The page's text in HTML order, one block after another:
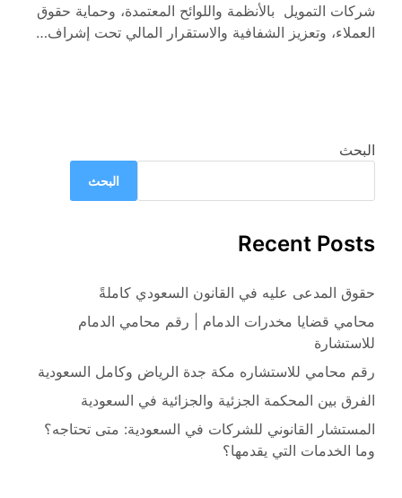
شركات التمويل بالأنظمة واللوائح المعتمدة، وحماية حقوق
العملاء، وتعزيز الشفافية والاستقرار المالي تحت إشراف…
البحث
البحث
Recent Posts
حقوق المدعى عليه في القانون السعودي كاملةً
محامي قضايا مخدرات الدمام | رقم محامي الدمام
للاستشارة
رقم محامي للاستشاره مكة جدة الرياض وكامل السعودية
الفرق بين المحكمة الجزئية والجزائية في السعودية
المستشار القانوني للشركات في السعودية: متى تحتاجه؟
وما الخدمات التي يقدمها؟